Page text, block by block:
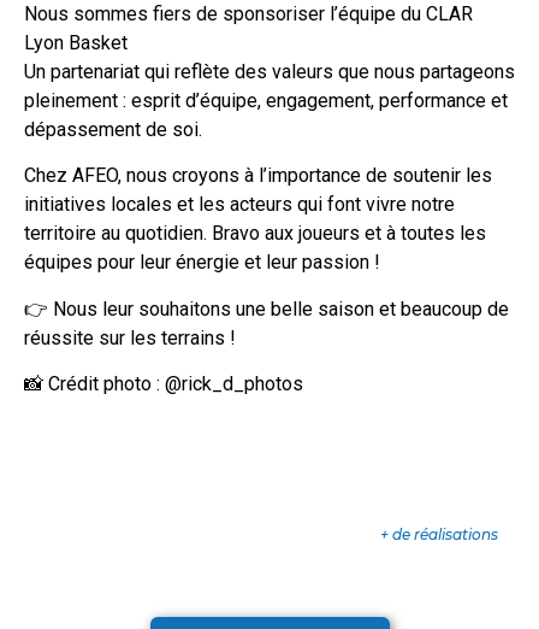
Nous sommes fiers de sponsoriser l’équipe du CLAR
Lyon Basket
Un partenariat qui reflète des valeurs que nous partageons
pleinement : esprit d’équipe, engagement, performance et
dépassement de soi.
Chez AFEO, nous croyons à l’importance de soutenir les
initiatives locales et les acteurs qui font vivre notre
territoire au quotidien. Bravo aux joueurs et à toutes les
équipes pour leur énergie et leur passion !
👉 Nous leur souhaitons une belle saison et beaucoup de
réussite sur les terrains !
📸 Crédit photo : @rick_d_photos
+ de réalisations